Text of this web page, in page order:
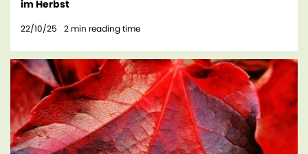
im Herbst
22/10/25 2 min reading time